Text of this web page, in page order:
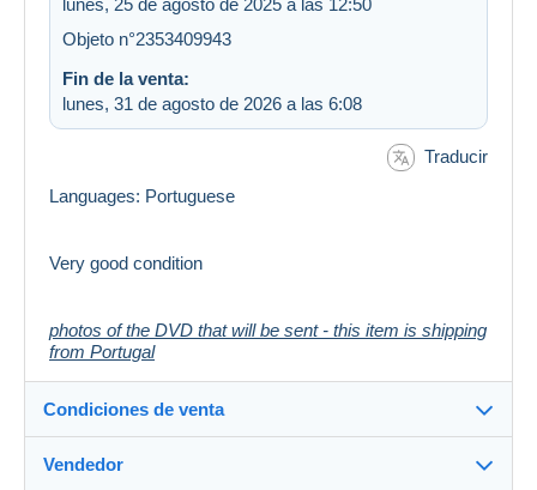
Objeto n°2353409943
Fin de la venta:
lunes, 31 de agosto de 2026 a las 6:08
Traducir
Languages: Portuguese
Very good condition
photos of the DVD that will be sent - this item is shipping
from Portugal
Condiciones de venta
Vendedor